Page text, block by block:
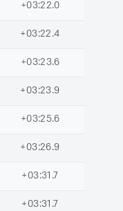
+03:22.0
+03:22.4
+03:23.6
+03:23.9
+03:25.6
+03:26.9
+03:31.7
+03:31.7